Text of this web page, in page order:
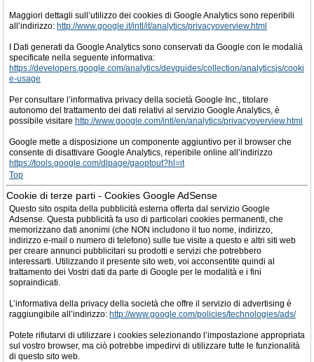
Maggiori dettagli sull’utilizzo dei cookies di Google Analytics sono reperibili
all’indirizzo: http://www.google.it/intl/it/analytics/privacyoverview.html
I Dati generati da Google Analytics sono conservati da Google con le modalià
specificate nella seguente informativa:
https://developers.google.com/analytics/devguides/collection/analyticsjs/cooki
e-usage
Per consultare l’informativa privacy della società Google Inc., titolare
autonomo del trattamento dei dati relativi al servizio Google Analytics, è
possibile visitare http://www.google.com/intl/en/analytics/privacyoverview.html
Google mette a disposizione un componente aggiuntivo per il browser che
consente di disattivare Google Analytics, reperibile online all’indirizzo
https://tools.google.com/dlpage/gaoptout?hl=it
Top
Cookie di terze parti - Cookies Google AdSense
Questo sito ospita della pubblicità esterna offerta dal servizio Google
Adsense. Questa pubblicità fa uso di particolari cookies permanenti, che
memorizzano dati anonimi (che NON includono il tuo nome, indirizzo,
indirizzo e-mail o numero di telefono) sulle tue visite a questo e altri siti web
per creare annunci pubblicitari su prodotti e servizi che potrebbero
interessarti. Utilizzando il presente sito web, voi acconsentite quindi al
trattamento dei Vostri dati da parte di Google per le modalità e i fini
sopraindicati.
L’informativa della privacy della società che offre il servizio di advertising è
raggiungibile all’indirizzo: http://www.google.com/policies/technologies/ads/
Potete rifiutarvi di utilizzare i cookies selezionando l’impostazione appropriata
sul vostro browser, ma ciò potrebbe impedirvi di utilizzare tutte le funzionalità
di questo sito web.